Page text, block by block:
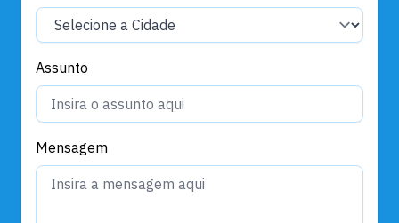
Assunto
Mensagem